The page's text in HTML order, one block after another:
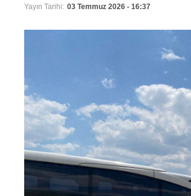
Yayın Tarihi: 03 Temmuz 2026 - 16:37